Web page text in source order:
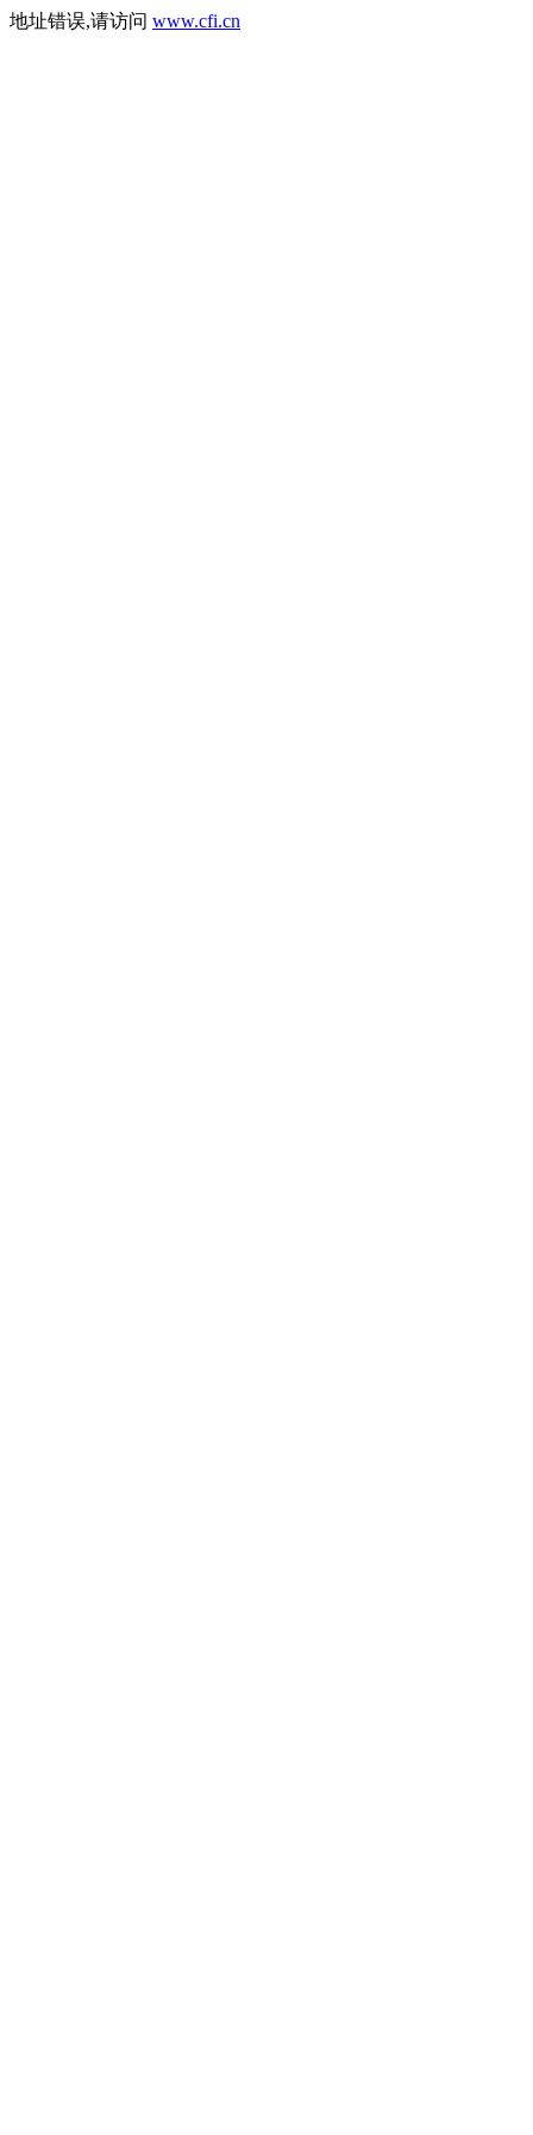
地址错误,请访问 www.cfi.cn